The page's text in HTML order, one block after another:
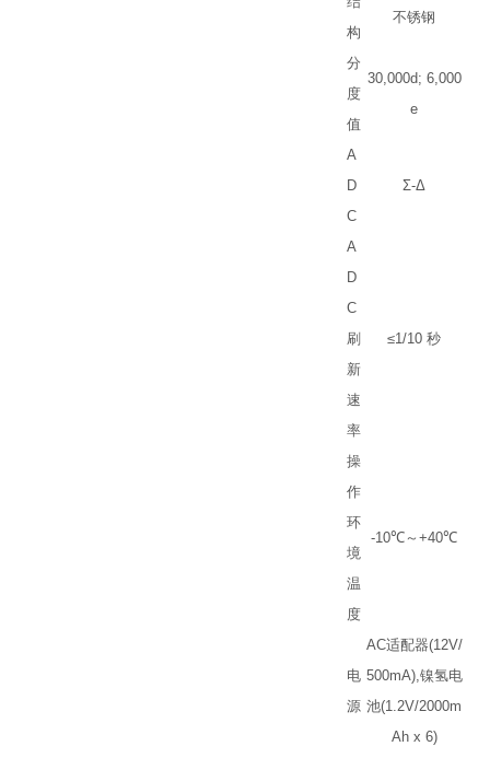
构
不锈钢
分
度
值
30,000d; 6,000
e
A
D
C
Σ-Δ
A
D
C
刷
新
速
率
≤1/10秒
操
作
环
境
温
度
-10℃～+40℃
电
源
AC适配器(12V/
500mA),镍氢电
池(1.2V/2000m
Ah x 6)